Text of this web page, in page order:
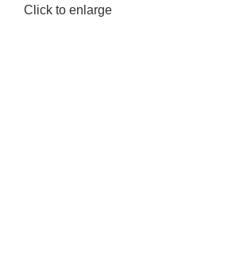
Click to enlarge